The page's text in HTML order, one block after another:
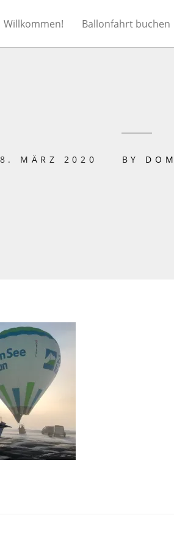
Willkommen! Ballonfahrt buchen
8. MÄRZ 2020 BY